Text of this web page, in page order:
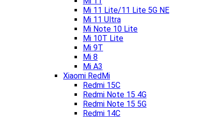
Mi 11 Lite/11 Lite 5G NE
Mi 11 Ultra
Mi Note 10 Lite
Mi 10T Lite
Mi 9T
Mi 8
Mi A3
Xiaomi RedMi
Redmi 15C
Redmi Note 15 4G
Redmi Note 15 5G
Redmi 14C